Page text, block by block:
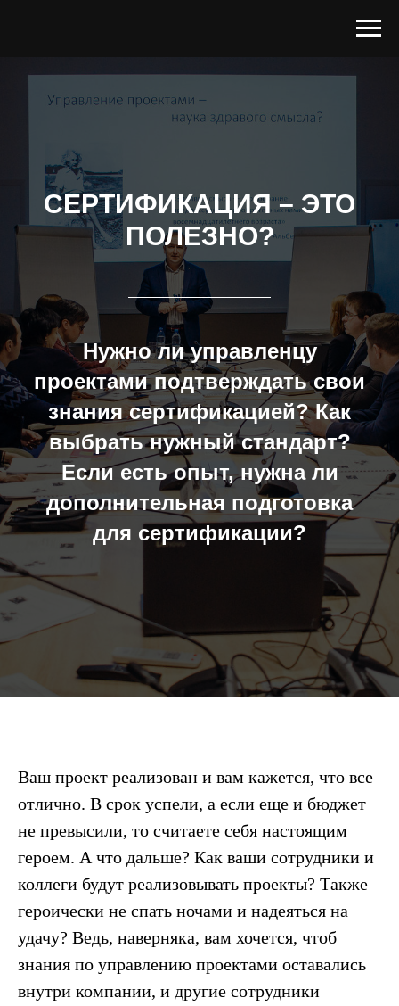
СЕРТИФИКАЦИЯ – ЭТО
ПОЛЕЗНО?
Нужно ли управленцу
проектами подтверждать свои
знания сертификацией? Как
выбрать нужный стандарт?
Если есть опыт, нужна ли
дополнительная подготовка
для сертификации?
Ваш проект реализован и вам кажется, что все
отлично. В срок успели, а если еще и бюджет
не превысили, то считаете себя настоящим
героем. А что дальше? Как ваши сотрудники и
коллеги будут реализовывать проекты? Также
героически не спать ночами и надеяться на
удачу? Ведь, наверняка, вам хочется, чтоб
знания по управлению проектами оставались
внутри компании, и другие сотрудники